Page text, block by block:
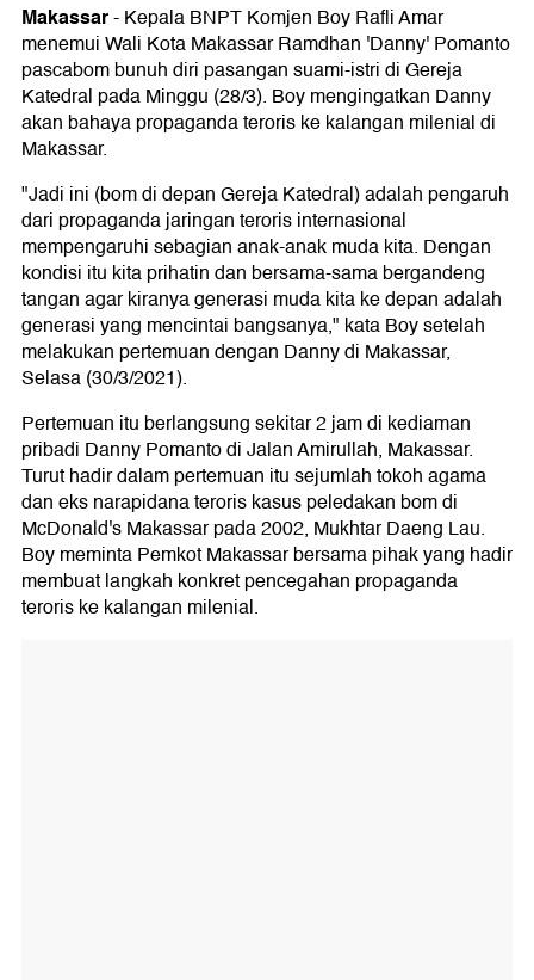
Makassar-Kepala BNPT Komjen Boy Rafli Amar
menemui Wali Kota Makassar Ramdhan 'Danny' Pomanto
pascabom bunuh diri pasangan suami-istri di Gereja
Katedral pada Minggu (28/3). Boy mengingatkan Danny
akan bahaya propaganda teroris ke kalangan milenial di
Makassar.
"Jadi ini (bom di depan Gereja Katedral) adalah pengaruh
dari propaganda jaringan teroris internasional
mempengaruhi sebagian anak-anak muda kita. Dengan
kondisi itu kita prihatin dan bersama-sama bergandeng
tangan agar kiranya generasi muda kita ke depan adalah
generasi yang mencintai bangsanya," kata Boy setelah
melakukan pertemuan dengan Danny di Makassar,
Selasa (30/3/2021).
Pertemuan itu berlangsung sekitar 2 jam di kediaman
pribadi Danny Pomanto di Jalan Amirullah, Makassar.
Turut hadir dalam pertemuan itu sejumlah tokoh agama
dan eks narapidana teroris kasus peledakan bom di
McDonald's Makassar pada 2002, Mukhtar Daeng Lau.
Boy meminta Pemkot Makassar bersama pihak yang hadir
membuat langkah konkret pencegahan propaganda
teroris ke kalangan milenial.